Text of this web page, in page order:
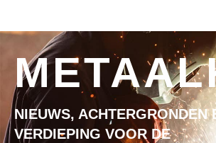
NIEUWS, ACHTERGRONDEN
VERDIEPING VOOR DE